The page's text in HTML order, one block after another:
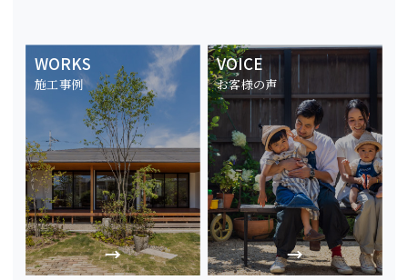
WORKS
施工事例
VOICE
お客様の声